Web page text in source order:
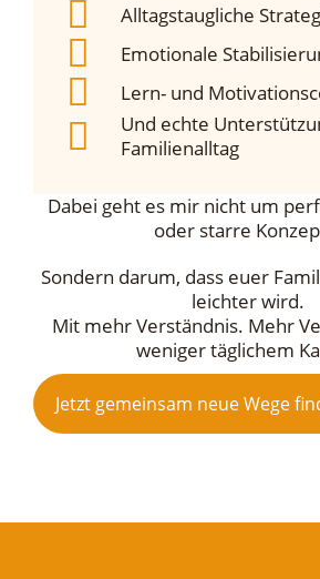
Alltagstaugliche
Emotionale
Lern- und
Und echte
Familienalltag
Dabei geht es mir nicht um
oder starre
Sondern darum, dass euer
leichter wird.
Mit mehr Verständnis. Mehr
weniger täglichem
Jetzt gemeinsam neue Wege